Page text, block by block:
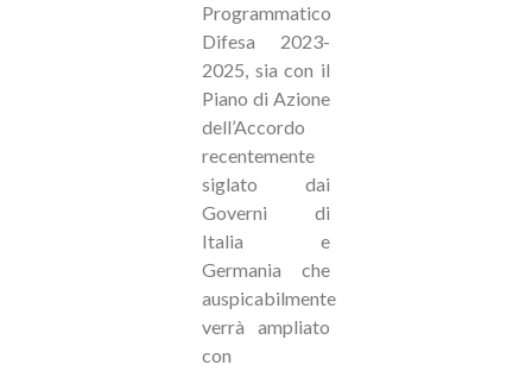
Programmatico
Difesa 2023-
2025, sia con il
Piano di Azione
dell’Accordo
recentemente
siglato dai
Governi di
Italia e
Germania che
auspicabilmente
verrà ampliato
con